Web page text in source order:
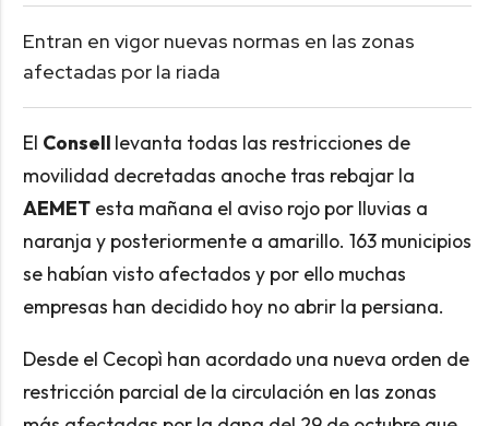
Entran en vigor nuevas normas en las zonas
afectadas por la riada
El Consell levanta todas las restricciones de
movilidad decretadas anoche tras rebajar la
AEMETesta mañana el aviso rojo por lluvias a
naranja y posteriormente a amarillo. 163 municipios
se habían visto afectados y por ello muchas
empresas han decidido hoy no abrir la persiana.
Desde el Cecopì han acordado una nueva orden de
restricción parcial de la circulación en las zonas